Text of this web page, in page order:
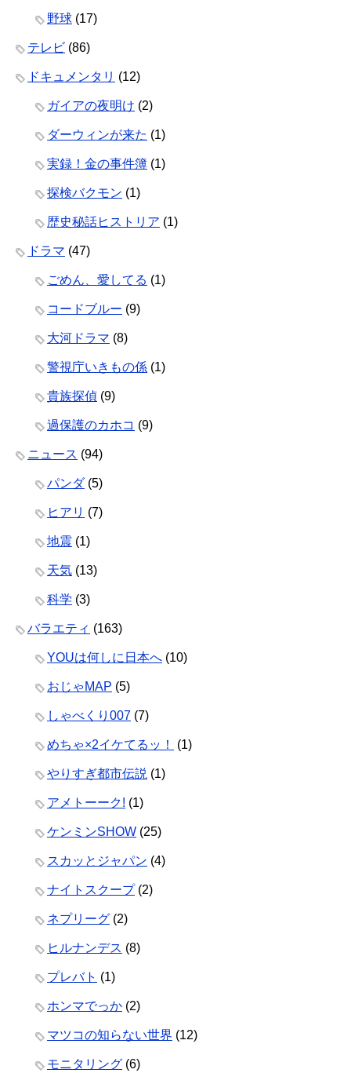
野球 (17)
テレビ (86)
ドキュメンタリ (12)
ガイアの夜明け (2)
ダーウィンが来た (1)
実録！金の事件簿 (1)
探検バクモン (1)
歴史秘話ヒストリア (1)
ドラマ (47)
ごめん、愛してる (1)
コードブルー (9)
大河ドラマ (8)
警視庁いきもの係 (1)
貴族探偵 (9)
過保護のカホコ (9)
ニュース (94)
パンダ(5)
ヒアリ (7)
地震 (1)
天気 (13)
科学 (3)
バラエティ (163)
YOUは何しに日本へ (10)
おじゃMAP (5)
しゃべくり007 (7)
めちゃ×2イケてるッ！ (1)
やりすぎ都市伝説 (1)
アメトーーク! (1)
ケンミンSHOW (25)
スカッとジャパン (4)
ナイトスクープ(2)
ネプリーグ (2)
ヒルナンデス (8)
プレバト (1)
ホンマでっか (2)
マツコの知らない世界 (12)
モニタリング (6)